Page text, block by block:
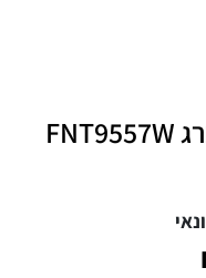
מקפיא NO FROST בלומברג FNT9557W